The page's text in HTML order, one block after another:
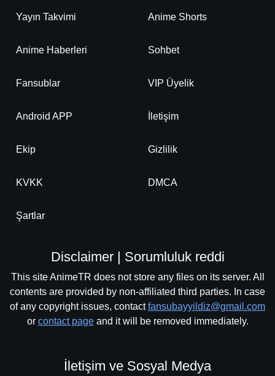
Yayın Takvimi Anime Shorts
Anime Haberleri Sohbet
Fansublar VIP Üyelik
Android APP İletişim
Ekip Gizlilik
KVKK DMCA
Şartlar
Disclaimer | Sorumluluk reddi
This site AnimeTR does not store any files on its server. All
contents are provided by non-affiliated third parties. In case
of any copyright issues, contactfansubayyildiz@gmail.com
or contact pageand it will be removed immediately.
İletişim ve Sosyal Medya